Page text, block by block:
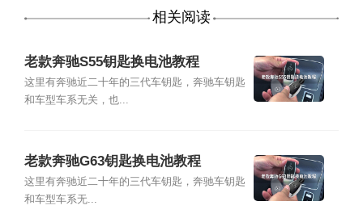
相关阅读
老款奔驰S55钥匙换电池教程
这里有奔驰近二十年的三代车钥匙，奔驰车钥匙
和车型车系无关，也...
老款奔驰G63钥匙换电池教程
这里有奔驰近二十年的三代车钥匙，奔驰车钥匙
和车型车系无...